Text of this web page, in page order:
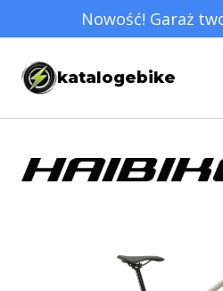
do
treści
Nowość! Garaż
katalogebike